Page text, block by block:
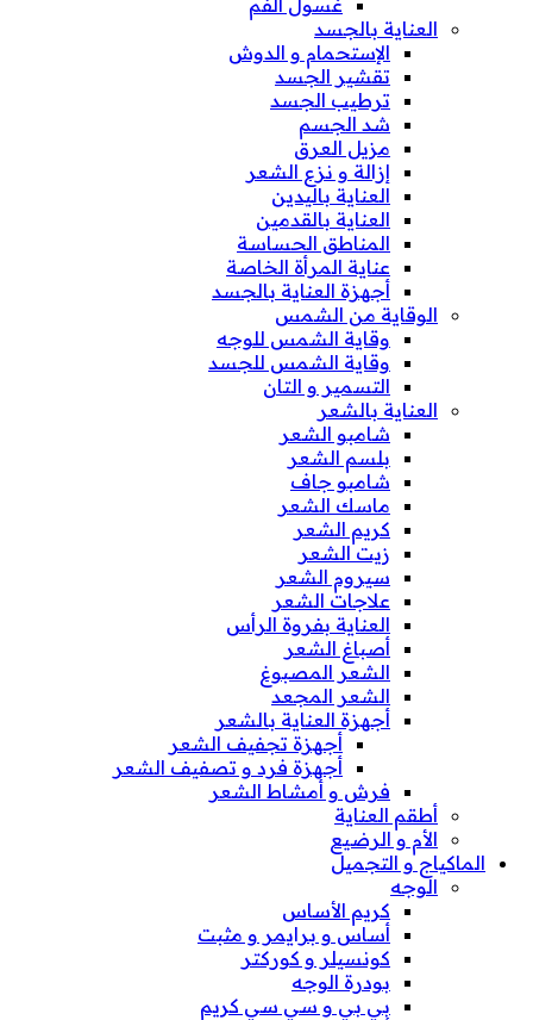
العناية بالجسد
الإستحمام و الدوش
تقشير الجسد
ترطيب الجسد
شد الجسم
مزيل العرق
إزالة و نزع الشعر
العناية باليدين
العناية بالقدمين
المناطق الحساسة
عناية المرأة الخاصة
أجهزة العناية بالجسد
الوقاية من الشمس
وقاية الشمس للوجه
وقاية الشمس للجسد
التسمير و التان
العناية بالشعر
شامبو الشعر
بلسم الشعر
شامبو جاف
ماسك الشعر
كريم الشعر
زيت الشعر
سيروم الشعر
علاجات الشعر
العناية بفروة الرأس
أصباغ الشعر
الشعر المصبوغ
الشعر المجعد
أجهزة العناية بالشعر
أجهزة تجفيف الشعر
أجهزة فرد و تصفيف الشعر
فرش و أمشاط الشعر
أطقم العناية
الأم و الرضيع
الماكياج و التجميل
الوجه
كريم الأساس
أساس و برايمر و مثبت
كونسيلر و كوركتر
بودرة الوجه
بي بي و سي سي كريم